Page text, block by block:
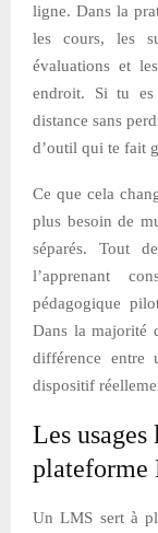
ligne. Dans la
les cours, les
évaluations et
endroit. Si tu
distance sans
d’outil qui te fait
Ce que cela
plus besoin de
séparés. Tout
l’apprenant
pédagogique
Dans la majorité
différence entre
dispositif
Les usages
plateforme
Un LMS sert à